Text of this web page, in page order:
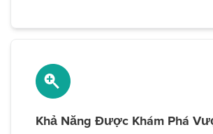
Khả Năng Được Khám Phá